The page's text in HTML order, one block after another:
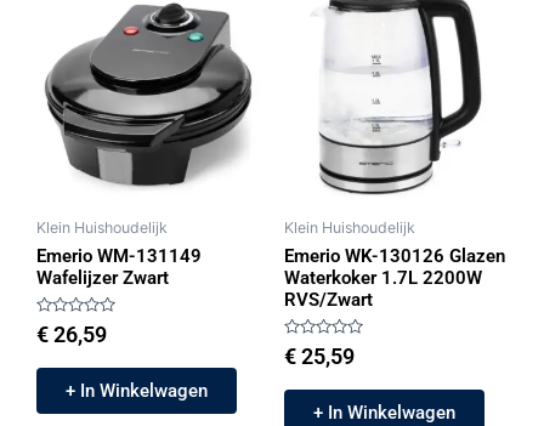
Klein Huishoudelijk
Emerio WM-131149
Wafelijzer Zwart
Gewaardeerd
0
5
€26,59
+ In Winkelwagen
Klein Huishoudelijk
Emerio WK-130126 Glazen
Waterkoker 1.7L 2200W
RVS/Zwart
Gewaardeerd
0
5
€25,59
+ In Winkelwagen